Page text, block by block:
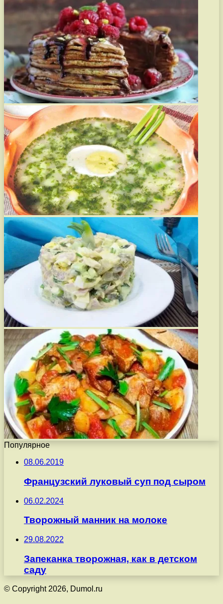
Популярное
08.06.2019
Французский луковый суп под сыром
06.02.2024
Творожный манник на молоке
29.08.2022
Запеканка творожная, как в детском
саду
© Copyright 2026, Dumol.ru